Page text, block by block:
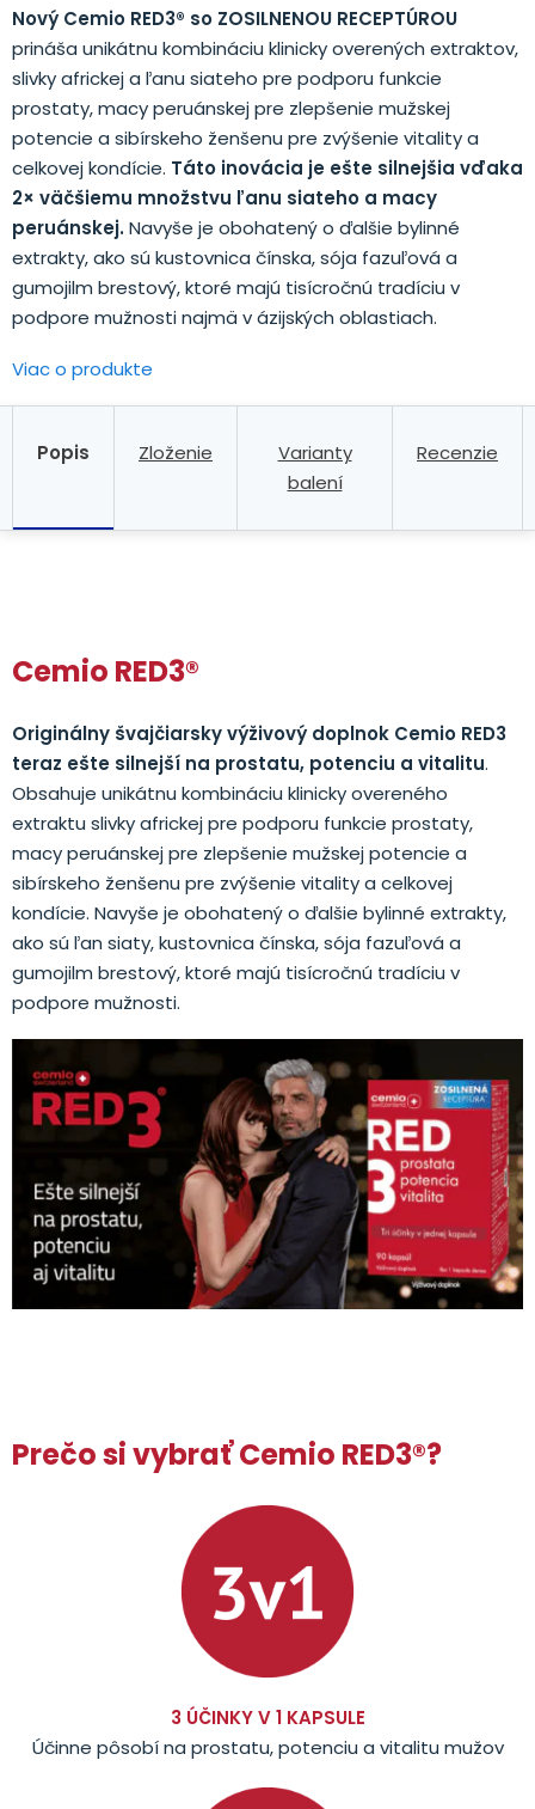
Nový Cemio RED3® so ZOSILNENOU RECEPTÚROU
prináša unikátnu kombináciu klinicky overených extraktov,
slivky africkej a ľanu siateho pre podporu funkcie
prostaty, macy peruánskej pre zlepšenie mužskej
potencie a sibírskeho ženšenu pre zvýšenie vitality a
celkovej kondície. Táto inovácia je ešte silnejšia vďaka
2× väčšiemu množstvu ľanu siateho a macy
peruánskej.Navyše je obohatený o ďalšie bylinné
extrakty, ako sú kustovnica čínska, sója fazuľová a
gumojilm brestový, ktoré majú tisícročnú tradíciu v
podpore mužnosti najmä v ázijských oblastiach.
Viac o produkte
Popis Zloženie
Varianty
balení
Recenzie
Cemio RED3®
Originálny švajčiarsky výživový doplnok Cemio RED3
teraz ešte silnejší na prostatu, potenciu a vitalitu.
Obsahuje unikátnu kombináciu klinicky overeného
extraktu slivky africkej pre podporu funkcie prostaty,
macy peruánskej pre zlepšenie mužskej potencie a
sibírskeho ženšenu pre zvýšenie vitality a celkovej
kondície. Navyše je obohatený o ďalšie bylinné extrakty,
ako sú ľan siaty, kustovnica čínska, sója fazuľová a
gumojilm brestový, ktoré majú tisícročnú tradíciu v
podpore mužnosti.
Prečo si vybrať Cemio RED3®?
3 ÚČINKY V 1 KAPSULE
Účinne pôsobí na prostatu, potenciu a vitalitu mužov